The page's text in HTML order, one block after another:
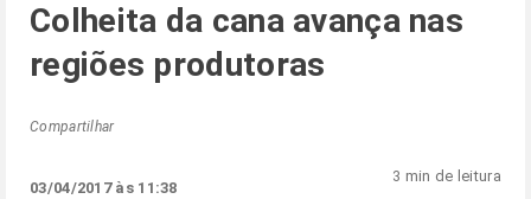
Colheita da cana avança nas
regiões produtoras
Compartilhar
03/04/2017 às 11:38
3 min de leitura